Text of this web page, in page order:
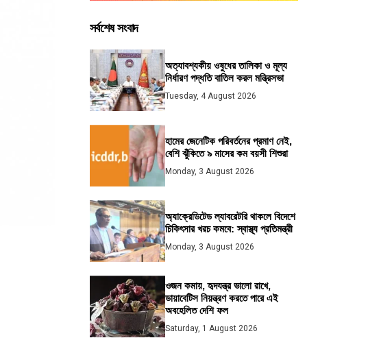
সর্বশেষ সংবাদ
অত্যাবশ্যকীয় ওষুধের তালিকা ও মূল্য
নির্ধারণ পদ্ধতি বাতিল করল মন্ত্রিসভা
Tuesday, 4 August 2026
হামের জেনেটিক পরিবর্তনের প্রমাণ নেই,
বেশি ঝুঁকিতে ৯ মাসের কম বয়সী শিশুরা
Monday, 3 August 2026
অ্যাক্রেডিটেড ল্যাবরেটরি থাকলে বিদেশে
চিকিৎসার খরচ কমবে: স্বাস্থ্য প্রতিমন্ত্রী
Monday, 3 August 2026
ওজন কমায়, হৃদযন্ত্র ভালো রাখে,
ডায়াবেটিস নিয়ন্ত্রণ করতে পারে এই
অবহেলিত দেশি ফল
Saturday, 1 August 2026